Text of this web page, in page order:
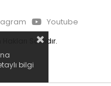
Youtube
Hakları Saklıdır.
bilgi